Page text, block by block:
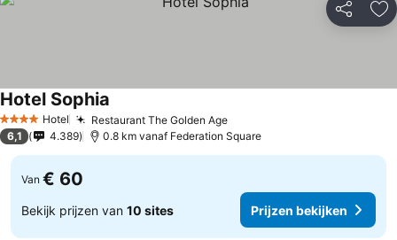
Delen
4 SterrenHotel Restaurant The Golden Age
Hotel Sophia
6,1 4.389 0.8 km vanaf Federation Square
Van € 60
Bekijk prijzen van 10 sites Prijzen bekijken